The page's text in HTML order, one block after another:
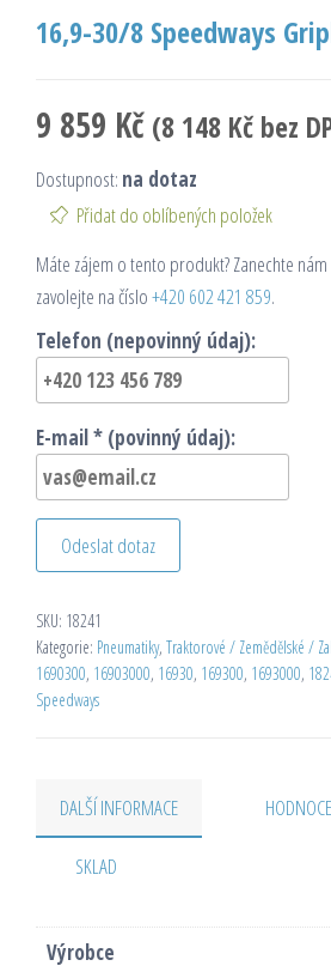
16,9-30/8 Speedways
9 859 Kč (8 148 Kč bez
Dostupnost: na dotaz
Přidat do oblíbených položek
Máte zájem o tento produkt? Zanechte
zavolejte na číslo+420 602 421 859.
Telefon (nepovinný údaj):
E-mail * (povinný údaj):
Odeslat dotaz
SKU: 18241
Kategorie: Pneumatiky, Traktorové / Zemědělské /
1690300, 16903000, 16930, 169300, 1693000,
Speedways
DALŠÍ INFORMACE
SKLAD
Výrobce